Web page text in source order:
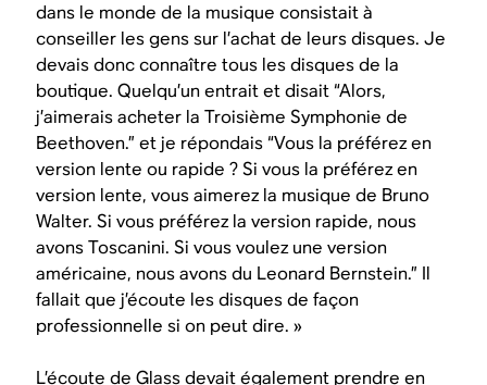
dans le monde de la musique consistait à
conseiller les gens sur l’achat de leurs disques. Je
devais donc connaître tous les disques de la
boutique. Quelqu’un entrait et disait “Alors,
j’aimerais acheter la Troisième Symphonie de
Beethoven.” et je répondais “Vous la préférez en
version lente ou rapide ? Si vous la préférez en
version lente, vous aimerez la musique de Bruno
Walter. Si vous préférez la version rapide, nous
avons Toscanini. Si vous voulez une version
américaine, nous avons du Leonard Bernstein.” Il
fallait que j’écoute les disques de façon
professionnelle si on peut dire. »
L’écoute de Glass devait également prendre en